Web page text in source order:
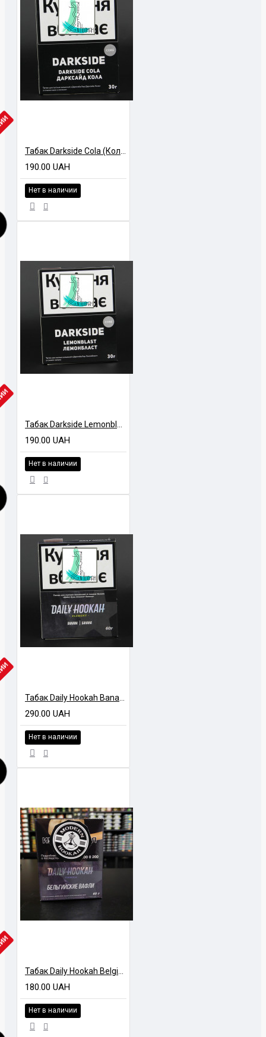
190.00 UAH
Нет в наличии
190.00 UAH
Нет в наличии
290.00 UAH
Нет в наличии
180.00 UAH
Нет в наличии